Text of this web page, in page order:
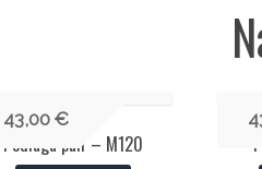
Podlaga puff – M120
43,00€